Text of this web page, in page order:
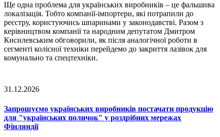
Ще одна проблема для українських виробників – це фальшива
локалізація. Тобто компанії-імпортери, які потрапили до
реєстру, користуючись шпаринами у законодавстві. Разом з
керівництвом компанії та народним депутатом Дмитром
Кисилевським обговорили, як після аналогічної роботи в
сегменті колісної техніки перейдемо до закриття лазівок для
комунально та спецтехніки.
31.12.2026
Запрошуємо українських виробників постачати продукцію
для "українських поличок" у роздрібних мережах
Фінляндії